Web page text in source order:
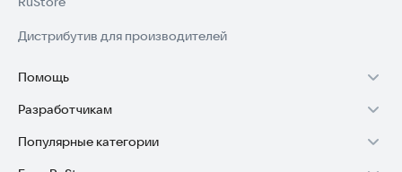
Дистрибутив для производителей
Помощь
Установка RuStore на TV
Установка RuStore на телефон
Разработчикам
Зарабатывать с RuStore
Популярные категории